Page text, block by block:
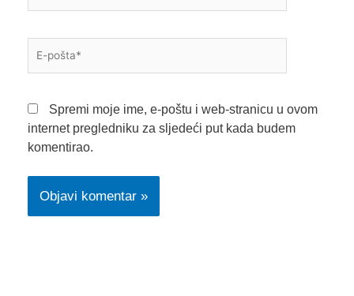
pošta*
Spremi moje ime, e-poštu i web-stranicu u ovom
internet pregledniku za sljedeći put kada budem
komentirao.